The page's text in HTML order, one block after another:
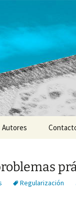
Autores
Regularización